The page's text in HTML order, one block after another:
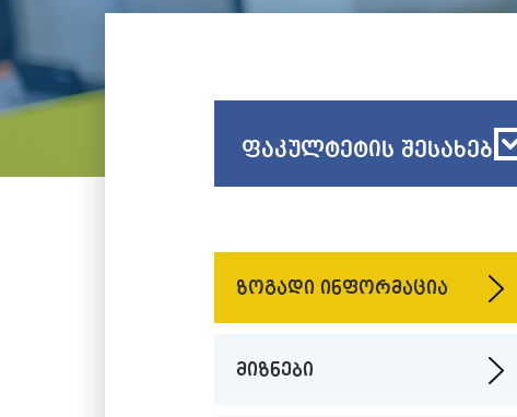
ფაკულტეტის შესახებ
ზოგადი ინფორმაცია
მიზნები